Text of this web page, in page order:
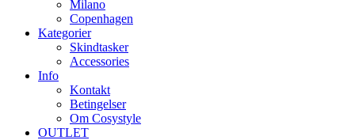
Milano
Copenhagen
Kategorier
Skindtasker
Accessories
Info
Kontakt
Betingelser
Om Cosystyle
OUTLET